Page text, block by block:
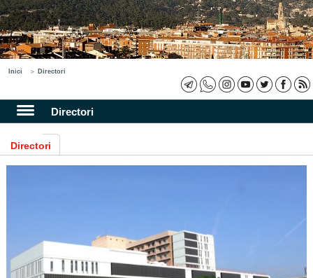
Inici Directori
Directori
Directori